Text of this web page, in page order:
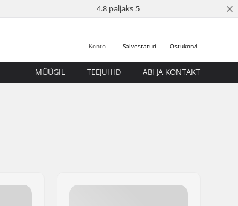
4.8 paljaks 5 ×
Ostukorvi
Salvestatud
Konto
MÜÜGIL TEEJUHID ABI JA KONTAKT